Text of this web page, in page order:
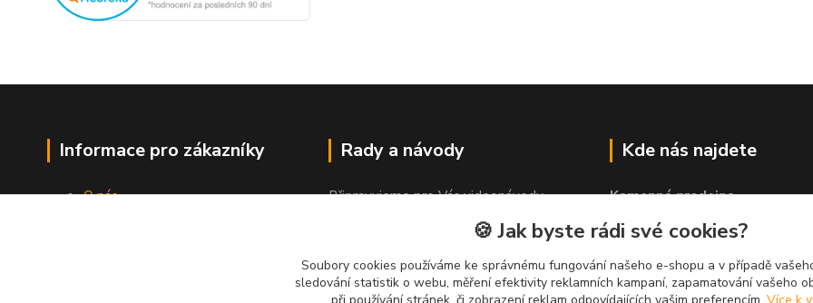
Informace pro zákazníky
O nás
Rady a návody
Připravujeme pro Vás videonávody
Kde nás najdete
Kamenná prodejna
Hlinská 579
370 01 České Budějovice
🍪 Jak byste rádi své cookies?
Soubory cookies používáme ke správnému fungování našeho e-shopu a v případě
sledování statistik o webu, měření efektivity reklamních kampaní, zapamatování vašeho